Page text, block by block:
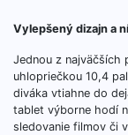
Vylepšený dizajn a
Jednou z najväčších
uhlopriečkou 10,4
diváka vtiahne do
tablet výborne hodí
sledovanie filmov či